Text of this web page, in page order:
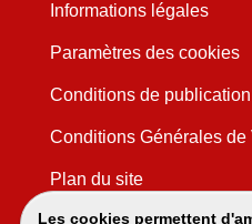
Les cookies permettent
Informations légales
Paramètres des cookies
Conditions de publication
Conditions Générales de
Plan du site